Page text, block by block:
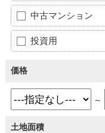
中古マンション
投資用
価格
～
土地面積